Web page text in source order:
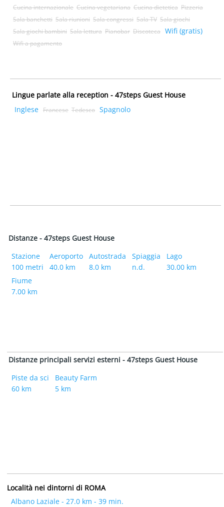
Cucina internazionale Cucina vegetariana Cucina dietetica Pizzeria
Sala banchetti Sala riunioni Sala congressi Sala TV Sala giochi
Sala giochi bambini Sala lettura Pianobar Discoteca Wifi (gratis)
Wifi a pagamento
Lingue parlate alla reception - 47steps Guest House
Inglese Francese Tedesco Spagnolo
Distanze - 47steps Guest House
Stazione
100 metri
Aeroporto
40.0 km
Autostrada
8.0 km
Spiaggia
n.d.
Lago
30.00 km
Fiume
7.00 km
Distanze principali servizi esterni - 47steps Guest House
Piste da sci
60 km
Beauty Farm
5 km
Località nei dintorni di ROMA
Albano Laziale - 27.0 km - 39 min.